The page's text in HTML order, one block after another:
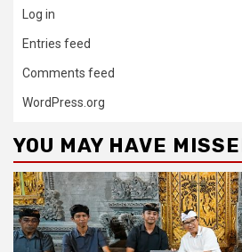
Log in
Entries feed
Comments feed
WordPress.org
YOU MAY HAVE